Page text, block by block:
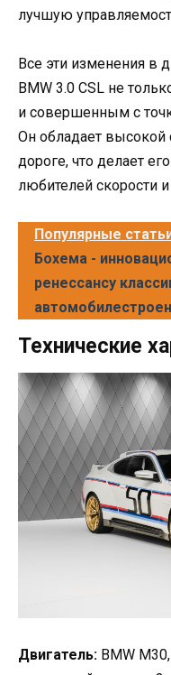
лучшую
Все эти изменения в
BMW 3.0 CSL не
и совершенным с
Он обладает высокой
дороге, что делает
любителей скорости и
Популярные
Бохема -
ренессансу
Технические
Двигатель: BMW